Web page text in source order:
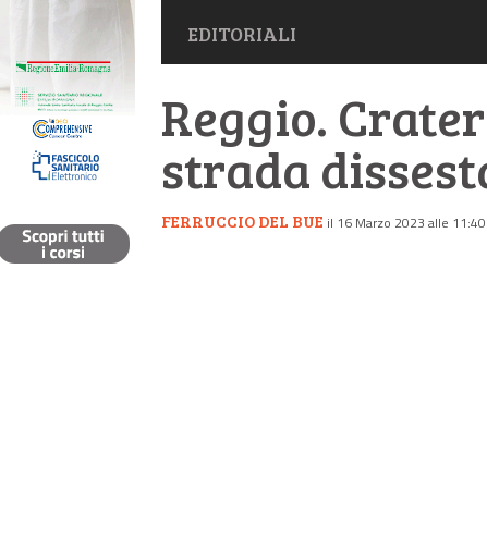
EDITORIALI
Reggio.
strada
FERRUCCIO DEL BUE il 16 Marzo 2023 alle 11:40